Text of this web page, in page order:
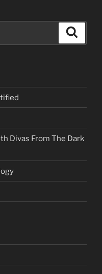
Divas From The Dark